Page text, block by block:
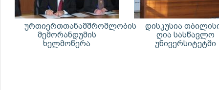
ურთიერთთანამშრომლობის
მემორანდუმის
ხელმოწერა
დისკუსია
ღია სასწავლო
უნივერსიტეტში